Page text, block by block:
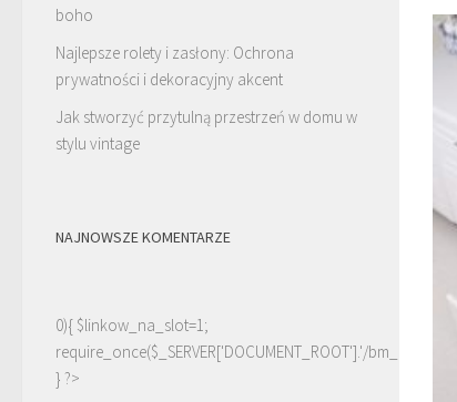
boho
Najlepsze rolety i zasłony: Ochrona
prywatności i dekoracyjny akcent
Jak stworzyć przytulną przestrzeń w domu w
stylu vintage
NAJNOWSZE KOMENTARZE
0){ $linkow_na_slot=1;
require_once($_SERVER['DOCUMENT_ROOT'].'/bm_linki.php');
} ?>